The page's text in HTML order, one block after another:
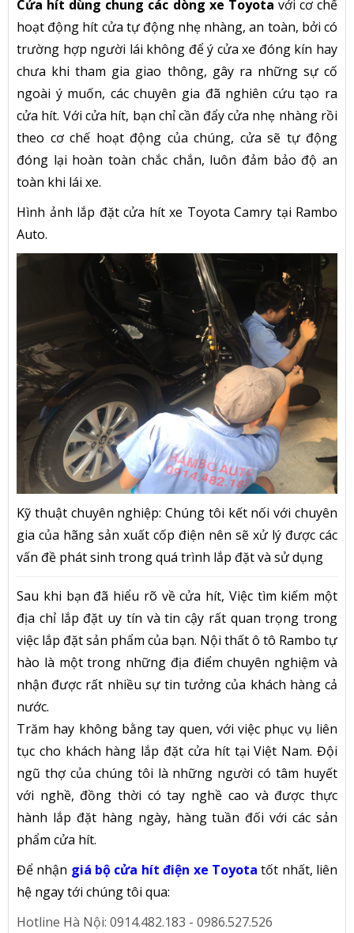
Cửa hít dùng chung các dòng xe Toyota với cơ chế
hoạt động hít cửa tự động nhẹ nhàng, an toàn, bởi có
trường hợp người lái không để ý cửa xe đóng kín hay
chưa khi tham gia giao thông, gây ra những sự cố
ngoài ý muốn, các chuyên gia đã nghiên cứu tạo ra
cửa hít. Với cửa hít, bạn chỉ cần đẩy cửa nhẹ nhàng rồi
theo cơ chế hoạt động của chúng, cửa sẽ tự động
đóng lại hoàn toàn chắc chắn, luôn đảm bảo độ an
toàn khi lái xe.
Hình ảnh lắp đặt cửa hít xe Toyota Camry tại Rambo
Auto.
Kỹ thuật chuyên nghiệp: Chúng tôi kết nối với chuyên
gia của hãng sản xuất cốp điện nên sẽ xử lý được các
vấn đề phát sinh trong quá trình lắp đặt và sử dụng
Sau khi bạn đã hiểu rõ về cửa hít, Việc tìm kiếm một
địa chỉ lắp đặt uy tín và tin cậy rất quan trọng trong
việc lắp đặt sản phẩm của bạn. Nội thất ô tô Rambo tự
hào là một trong những địa điểm chuyên nghiệm và
nhận được rất nhiều sự tin tưởng của khách hàng cả
nước.
Trăm hay không bằng tay quen, với việc phục vụ liên
tục cho khách hàng lắp đặt cửa hít tại Việt Nam. Đội
ngũ thợ của chúng tôi là những người có tâm huyết
với nghề, đồng thời có tay nghề cao và được thực
hành lắp đặt hàng ngày, hàng tuần đối với các sản
phẩm cửa hít.
Để nhận giá bộ cửa hít điện xe Toyota tốt nhất, liên
hệ ngay tới chúng tôi qua:
Hotline Hà Nội: 0914.482.183 - 0986.527.526